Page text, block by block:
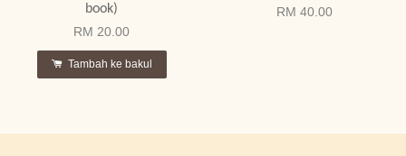
book)
RM 20.00
Tambah ke bakul
RM 40.00